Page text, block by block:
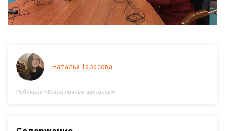
Наталья Тарасова
Редакция «Ваши личные финансы»